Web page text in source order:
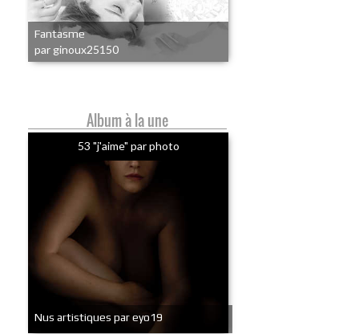
Fantasme
par ginoux25150
Album à la une
53 "j'aime" par photo
Nus artistiques par eyo19